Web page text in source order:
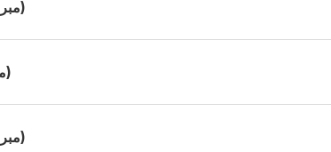
(مبروكة)
(مبروك)
(مبروكه)